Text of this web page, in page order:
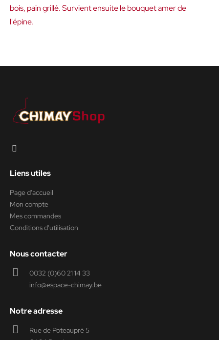
bois, pain grillé. Survient ensuite le bouquet amer de
l'épine.
Liens utiles
Page d'accueil
Mon compte
Mes commandes
Conditions d'utilisation
Nous contacter
0032 (0)60 21 14 33
info@espace-chimay.be
Notre adresse
Rue de Poteaupré 5